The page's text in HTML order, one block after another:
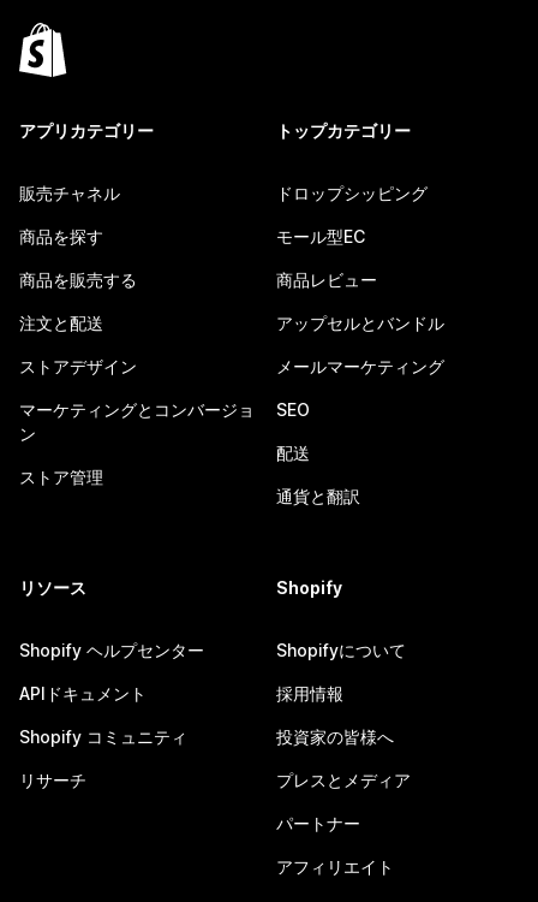
アプリカテゴリー
販売チャネル
商品を探す
商品を販売する
注文と配送
ストアデザイン
マーケティングとコンバージョ
ン
ストア管理
トップカテゴリー
ドロップシッピング
モール型EC
商品レビュー
アップセルとバンドル
メールマーケティング
SEO
配送
通貨と翻訳
リソース
Shopify ヘルプセンター
APIドキュメント
Shopify コミュニティ
リサーチ
Shopify
Shopifyについて
採用情報
投資家の皆様へ
プレスとメディア
パートナー
アフィリエイト